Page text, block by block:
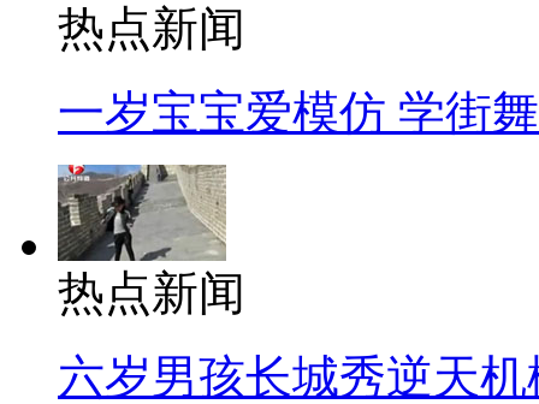
热点新闻
一岁宝宝爱模仿 学街
热点新闻
六岁男孩长城秀逆天机